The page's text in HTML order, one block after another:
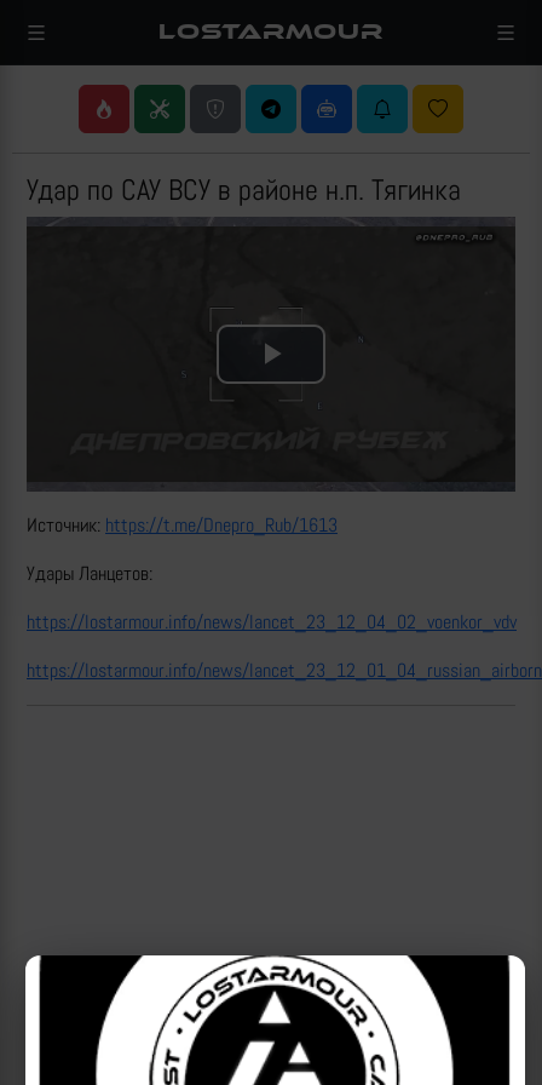
LOSTARMOUR
Удар по САУ ВСУ в районе н.п. Тягинка
Play
Источник: https://t.me/Dnepro_Rub/1613
Удары Ланцетов:
https://lostarmour.info/news/lancet_23_12_04_02_voenkor_vdv
https://lostarmour.info/news/